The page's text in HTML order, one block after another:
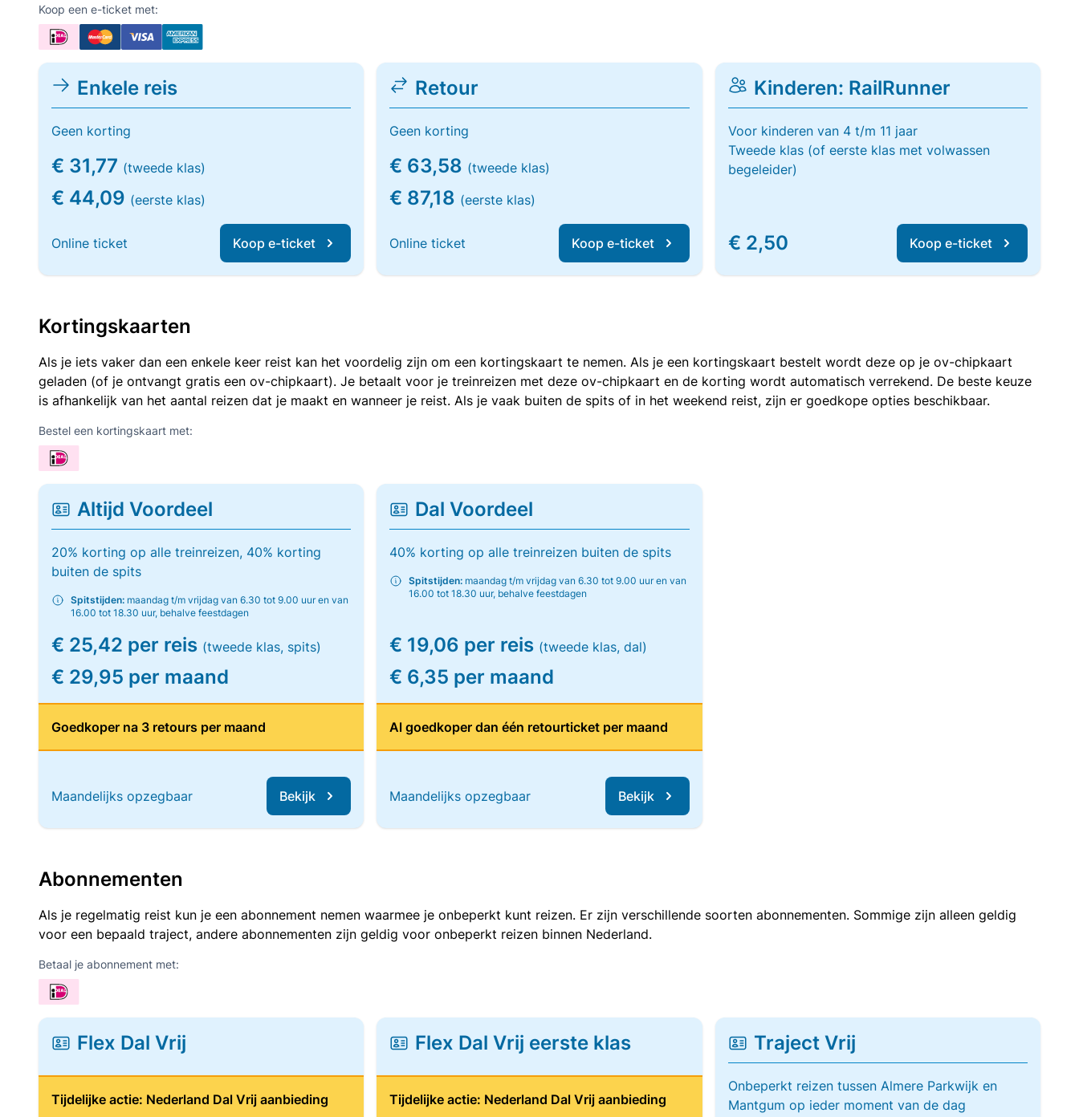
Koop een e-ticket met:
Enkele reis
Geen korting
€ 31,77 (tweede klas)
€ 44,09 (eerste klas)
Online ticket Koop e-ticket
Retour
Geen korting
€ 63,58 (tweede klas)
€ 87,18 (eerste klas)
Online ticket Koop e-ticket
Kinderen: RailRunner
Voor kinderen van 4 t/m 11 jaar
Tweede klas (of eerste klas met volwassen
begeleider)
€ 2,50 Koop e-ticket
Kortingskaarten
Als je iets vaker dan een enkele keer reist kan het voordelig zijn om een kortingskaart te nemen. Als je een kortingskaart bestelt wordt deze op je ov-chipkaart
geladen (of je ontvangt gratis een ov-chipkaart). Je betaalt voor je treinreizen met deze ov-chipkaart en de korting wordt automatisch verrekend. De beste keuze
is afhankelijk van het aantal reizen dat je maakt en wanneer je reist. Als je vaak buiten de spits of in het weekend reist, zijn er goedkope opties beschikbaar.
Bestel een kortingskaart met:
Altijd Voordeel
20% korting op alle treinreizen, 40% korting
buiten de spits
Spitstijden: maandag t/m vrijdag van 6.30 tot 9.00 uur en van
16.00 tot 18.30 uur, behalve feestdagen
€ 25,42 per reis (tweede klas, spits)
€ 29,95 per maand
Goedkoper na 3 retours per maand
Maandelijks opzegbaar Bekijk
Dal Voordeel
40% korting op alle treinreizen buiten de spits
Spitstijden: maandag t/m vrijdag van 6.30 tot 9.00 uur en van
16.00 tot 18.30 uur, behalve feestdagen
€ 19,06 per reis (tweede klas, dal)
€ 6,35 per maand
Al goedkoper dan één retourticket per maand
Maandelijks opzegbaar Bekijk
Abonnementen
Als je regelmatig reist kun je een abonnement nemen waarmee je onbeperkt kunt reizen. Er zijn verschillende soorten abonnementen. Sommige zijn alleen geldig
voor een bepaald traject, andere abonnementen zijn geldig voor onbeperkt reizen binnen Nederland.
Betaal je abonnement met:
Flex Dal Vrij
Tijdelijke actie: Nederland Dal Vrij aanbieding
Flex Dal Vrij eerste klas
Tijdelijke actie: Nederland Dal Vrij aanbieding
Traject Vrij
Onbeperkt reizen tussen Almere Parkwijk en
Mantgum op ieder moment van de dag